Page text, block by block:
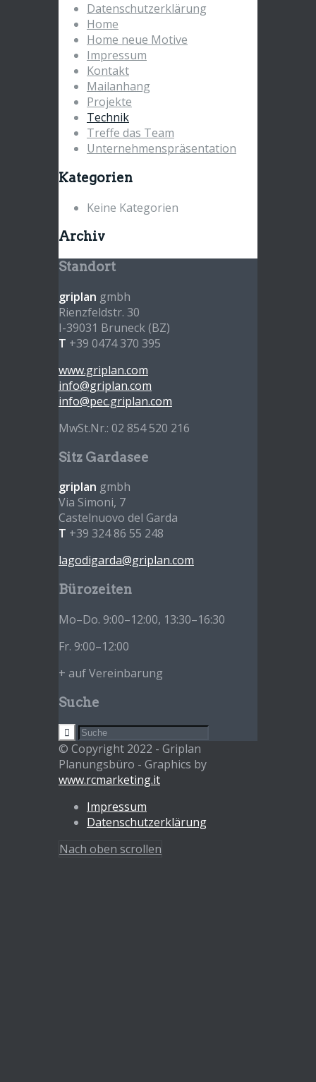
Datenschutzerklärung
Home
Home neue Motive
Impressum
Kontakt
Mailanhang
Projekte
Technik
Treffe das Team
Unternehmenspräsentation
Kategorien
Keine Kategorien
Archiv
Standort
griplan gmbh
Rienzfeldstr. 30
I-39031 Bruneck (BZ)
T +39 0474 370 395
www.griplan.com
info@griplan.com
info@pec.griplan.com
MwSt.Nr.: 02 854 520 216
Sitz Gardasee
griplan gmbh
Via Simoni, 7
Castelnuovo del Garda
T +39 324 86 55 248
lagodigarda@griplan.com
Bürozeiten
Mo–Do. 9:00–12:00, 13:30–16:30
Fr. 9:00–12:00
+ auf Vereinbarung
Suche
© Copyright 2022 - Griplan
Planungsbüro - Graphics by
www.rcmarketing.it
Impressum
Datenschutzerklärung
Nach oben scrollen